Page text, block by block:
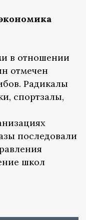
в отношении
отмечен
Радикалы
спортзалы,
последовали
школ